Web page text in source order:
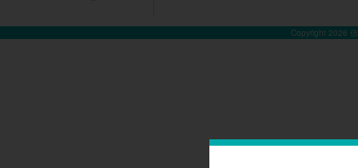
Copyright 2026